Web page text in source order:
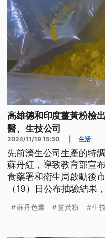
高雄德和印度薑黃粉檢
醫、生技公司
2024/11/19 15:50 生活
先前濟生公司生產的特
蘇丹紅，導致教育部宣
食藥署和衛生局啟動後
（19）日公布抽驗結果
印度薑黃粉產品。
蘇丹色素 薑黃粉 生